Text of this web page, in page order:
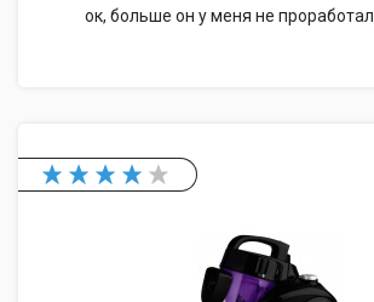
ок, больше он у меня не проработал